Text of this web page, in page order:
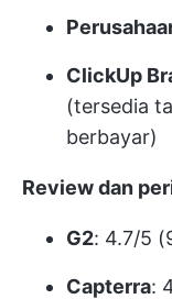
ClickUp
(tersedia
berbayar)
Review dan
G2: 4.7/5
Capterra: